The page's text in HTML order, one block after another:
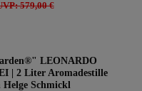
579,00 €
LEONARDO
| 2 Liter Aromadestille
Helge Schmickl